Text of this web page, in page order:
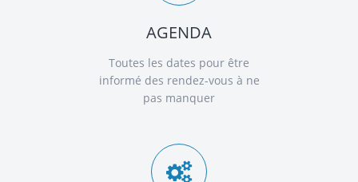
AGENDA
Toutes les dates pour être
informé des rendez-vous à ne
pas manquer